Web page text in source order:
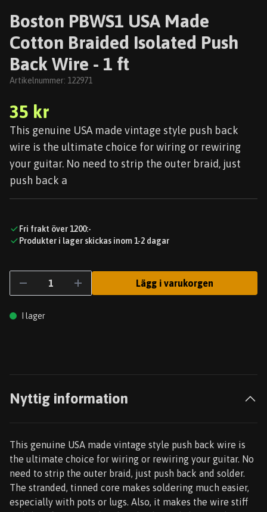
Boston PBWS1 USA Made
Cotton Braided Isolated Push
Back Wire - 1 ft
Artikelnummer: 122971
35 kr
This genuine USA made vintage style push back
wire is the ultimate choice for wiring or rewiring
your guitar. No need to strip the outer braid, just
push back a
Fri frakt över 1200:-
Produkter i lager skickas inom 1-2 dagar
Lägg i varukorgen
I lager
Nyttig information
This genuine USA made vintage style push back wire is
the ultimate choice for wiring or rewiring your guitar. No
need to strip the outer braid, just push back and solder.
The stranded, tinned core makes soldering much easier,
especially with pots or lugs. Also, it makes the wire stiff